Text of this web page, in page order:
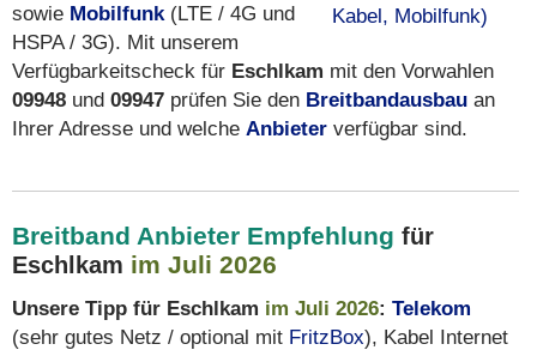
sowie Mobilfunk(LTE / 4G und
HSPA / 3G). Mit unserem
Verfügbarkeitscheck für Eschlkam mit den Vorwahlen
09948 und 09947 prüfen Sie den Breitbandausbau an
Ihrer Adresse und welche Anbieter verfügbar sind.
Breitband Anbieter Empfehlung für
Eschlkam im Juli 2026
Unsere Tipp für Eschlkam im Juli 2026: Telekom
(sehr gutes Netz / optional mit FritzBox), Kabel Internet